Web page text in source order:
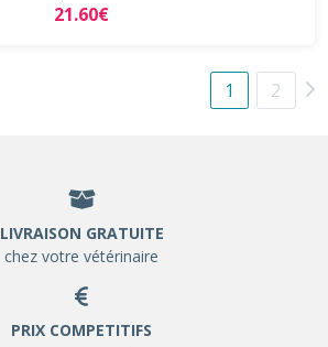
21.60€
1 2
LIVRAISON GRATUITE
chez votre vétérinaire
PRIX COMPETITIFS